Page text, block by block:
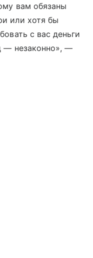
вам обязаны
или хотя бы
с вас деньги
— незаконно», —